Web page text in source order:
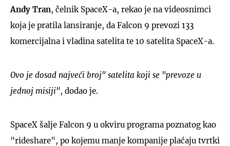
Andy Tran, čelnik SpaceX-a, rekao je na videosnimci
koja je pratila lansiranje, da Falcon 9 prevozi 133
komercijalna i vladina satelita te 10 satelita SpaceX-a.
Ovo je dosad najveći broj" satelita koji se "prevoze u
jednoj misiji", dodao je.
SpaceX šalje Falcon 9 u okviru programa poznatog kao
"rideshare", po kojemu manje kompanije plaćaju tvrtki